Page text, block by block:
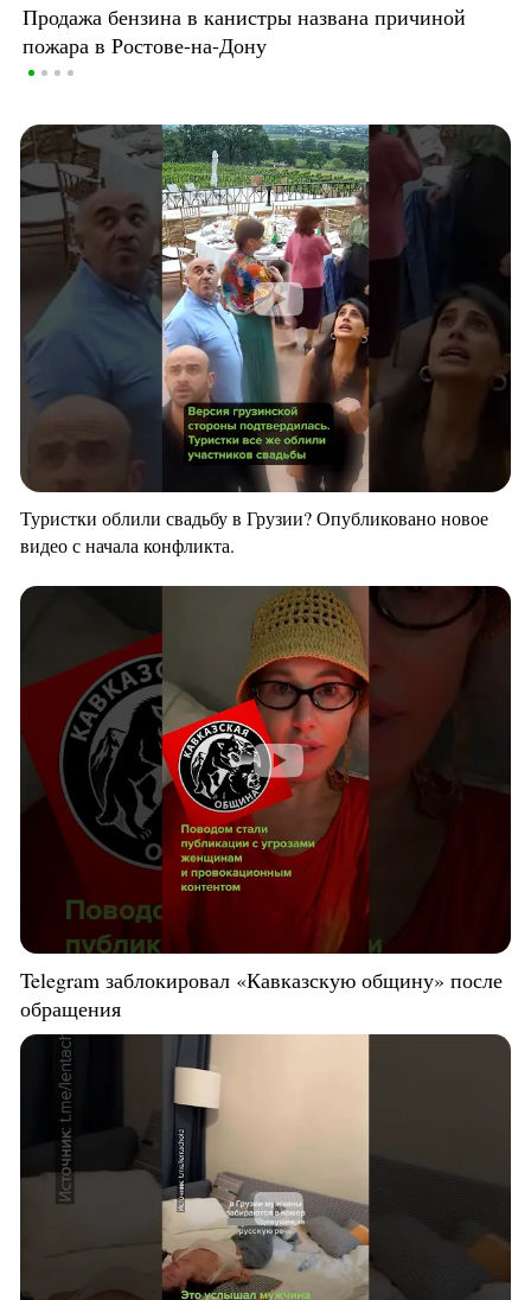
Продажа бензина в канистры названа причиной
пожара в Ростове-на-Дону
Туристки облили свадьбу в Грузии? Опубликовано новое
видео с начала конфликта.
Telegram заблокировал «Кавказскую общину» после
обращения